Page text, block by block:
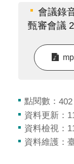
會議錄
甄審會議
點閱數： 402
資料更新：
資料檢視：
資料維護：